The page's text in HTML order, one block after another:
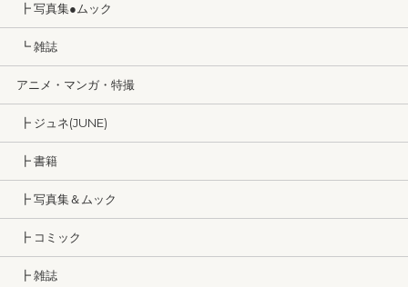
┣ 写真集●ムック
┗ 雑誌
アニメ・マンガ・特撮
┣ ジュネ(JUNE)
┣ 書籍
┣ 写真集＆ムック
┣ コミック
┣ 雑誌